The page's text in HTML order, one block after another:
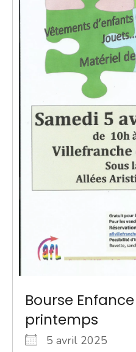
Bourse
printemps
5 avril 2025